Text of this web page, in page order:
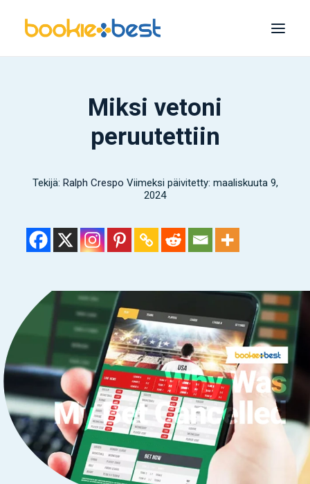
Parhaat vedonvälittäjät
Melbet
1xBet
22Veto
Mostbet
Miksi vetoni
peruutettiin
Tekijä: Ralph Crespo Viimeksi päivitetty: maaliskuuta 9,
2024